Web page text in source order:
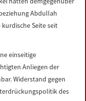
Abdullah
Seite seit
einseitige
Anliegen der
Widerstand gegen
des